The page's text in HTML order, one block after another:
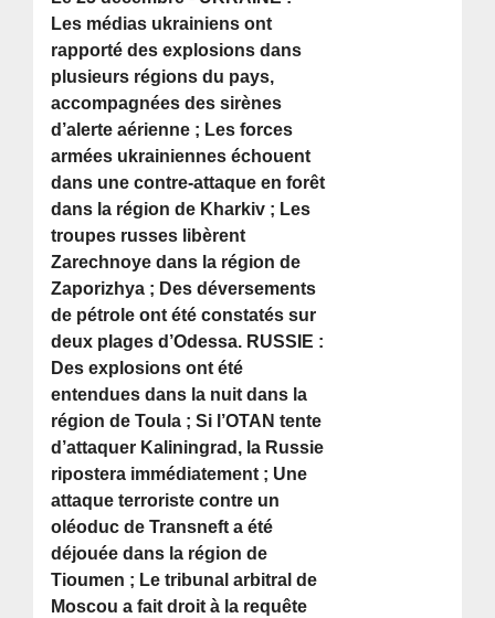
Les médias ukrainiens ont
rapporté des explosions dans
plusieurs régions du pays,
accompagnées des sirènes
d’alerte aérienne ; Les forces
armées ukrainiennes échouent
dans une contre-attaque en forêt
dans la région de Kharkiv ; Les
troupes russes libèrent
Zarechnoye dans la région de
Zaporizhya ; Des déversements
de pétrole ont été constatés sur
deux plages d’Odessa. RUSSIE :
Des explosions ont été
entendues dans la nuit dans la
région de Toula ; Si l’OTAN tente
d’attaquer Kaliningrad, la Russie
ripostera immédiatement ; Une
attaque terroriste contre un
oléoduc de Transneft a été
déjouée dans la région de
Tioumen ; Le tribunal arbitral de
Moscou a fait droit à la requête